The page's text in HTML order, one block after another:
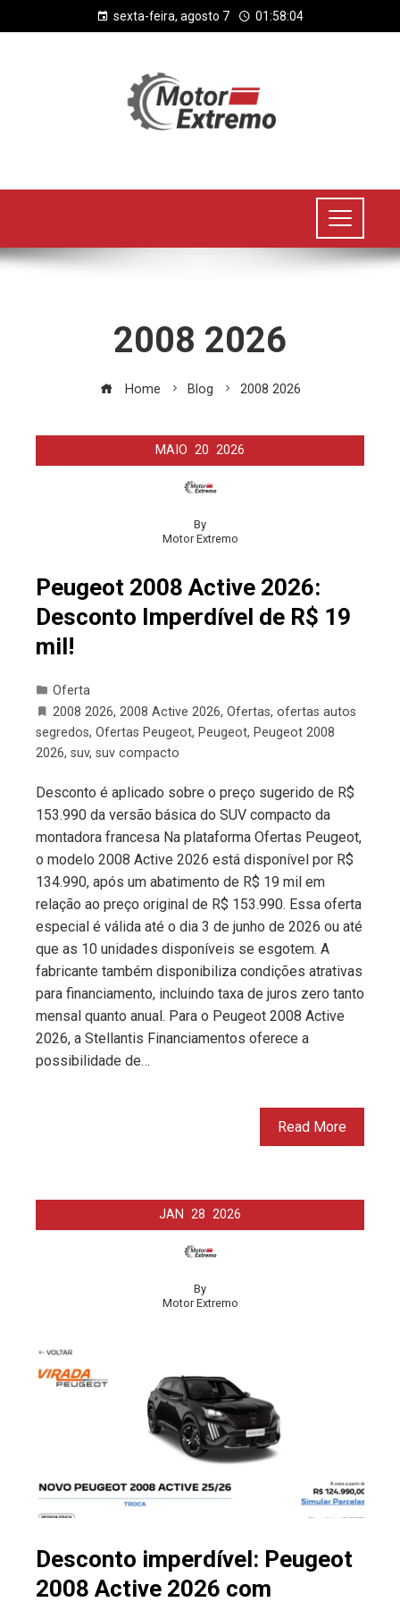
sexta-feira, agosto 7 01:58:04
2008 2026
Home Blog 2008 2026
MAIO 20 2026
By
Motor Extremo
Peugeot 2008 Active 2026:
Desconto Imperdível de R$ 19
mil!
Oferta
2008 2026, 2008 Active 2026, Ofertas, ofertas autos
segredos, Ofertas Peugeot, Peugeot, Peugeot 2008
2026, suv, suv compacto
Desconto é aplicado sobre o preço sugerido de R$
153.990 da versão básica do SUV compacto da
montadora francesa Na plataforma Ofertas Peugeot,
o modelo 2008 Active 2026 está disponível por R$
134.990, após um abatimento de R$ 19 mil em
relação ao preço original de R$ 153.990. Essa oferta
especial é válida até o dia 3 de junho de 2026 ou até
que as 10 unidades disponíveis se esgotem. A
fabricante também disponibiliza condições atrativas
para financiamento, incluindo taxa de juros zero tanto
mensal quanto anual. Para o Peugeot 2008 Active
2026, a Stellantis Financiamentos oferece a
possibilidade de…
Read More
JAN 28 2026
By
Motor Extremo
Desconto imperdível: Peugeot
2008 Active 2026 com